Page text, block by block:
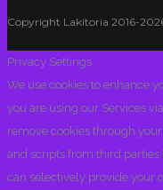
Copyright Lakitoria 2016-
Privacy Settings
We use cookies to enhance
you are using our Services
remove cookies through
and scripts from third
can selectively provide your